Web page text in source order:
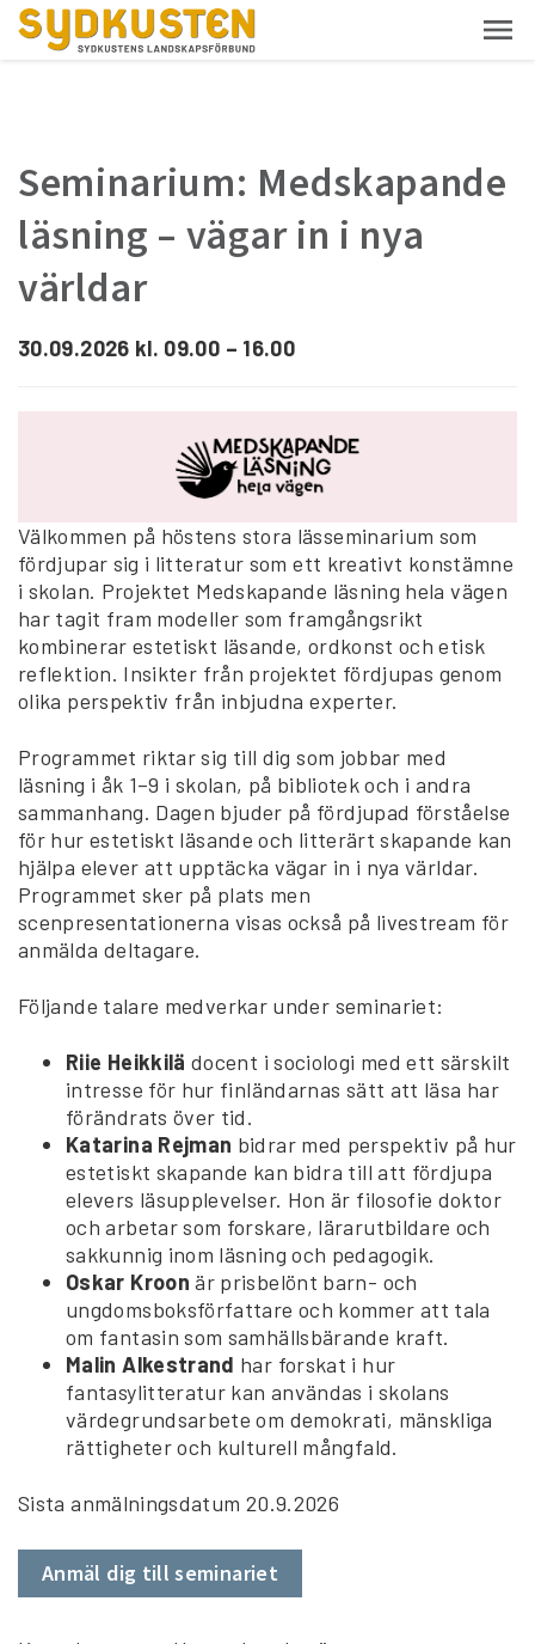
Seminarium: Medskapande
läsning – vägar in i nya
världar
30.09.2026 kl. 09.00 – 16.00
Välkommen på höstens stora lässeminarium som
fördjupar sig i litteratur som ett kreativt konstämne
i skolan. Projektet Medskapande läsning hela vägen
har tagit fram modeller som framgångsrikt
kombinerar estetiskt läsande, ordkonst och etisk
reflektion. Insikter från projektet fördjupas genom
olika perspektiv från inbjudna experter.
Programmet riktar sig till dig som jobbar med
läsning i åk 1–9 i skolan, på bibliotek och i andra
sammanhang. Dagen bjuder på fördjupad förståelse
för hur estetiskt läsande och litterärt skapande kan
hjälpa elever att upptäcka vägar in i nya världar.
Programmet sker på plats men
scenpresentationerna visas också på livestream för
anmälda deltagare.
Följande talare medverkar under seminariet:
Riie Heikkilädocent i sociologi med ett särskilt
intresse för hur finländarnas sätt att läsa har
förändrats över tid.
Katarina Rejman bidrar med perspektiv på hur
estetiskt skapande kan bidra till att fördjupa
elevers läsupplevelser. Hon är filosofie doktor
och arbetar som forskare, lärarutbildare och
sakkunnig inom läsning och pedagogik.
Oskar Kroonär prisbelönt barn- och
ungdomsboksförfattare och kommer att tala
om fantasin som samhällsbärande kraft.
Malin Alkestrand har forskat i hur
fantasylitteratur kan användas i skolans
värdegrundsarbete om demokrati, mänskliga
rättigheter och kulturell mångfald.
Sista anmälningsdatum 20.9.2026
Anmäl dig till seminariet